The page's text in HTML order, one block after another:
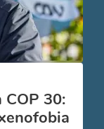
30: